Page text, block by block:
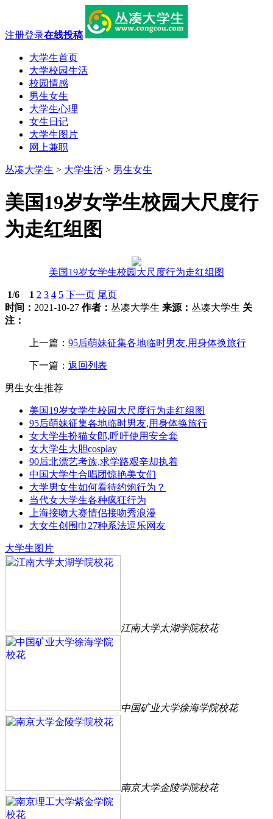
注册登录在线投稿
大学生首页
大学校园生活
校园情感
男生女生
大学生心理
女生日记
大学生图片
网上兼职
丛凑大学生 > 大学生活 > 男生女生
美国19岁女学生校园大尺度行
为走红组图
美国19岁女学生校园大尺度行为走红组图
1/6 1 2 3 4 5 下一页 尾页
时间： 2021-10-27 作者： 丛凑大学生 来源： 丛凑大学生 关
注：
上一篇： 95后萌妹征集各地临时男友,用身体换旅行
下一篇： 返回列表
男生女生推荐
美国19岁女学生校园大尺度行为走红组图
95后萌妹征集各地临时男友,用身体换旅行
女大学生扮猫女郎,呼吁使用安全套
女大学生大胆cosplay
90后北漂艺考族,求学路艰辛却执着
中国大学生合唱团惊艳美女们
大学男女生如何看待约炮行为？
当代女大学生各种疯狂行为
上海接吻大赛情侣接吻秀浪漫
大女生创围巾27种系法逗乐网友
大学生图片
江南大学太湖学院校花
中国矿业大学徐海学院校花
南京大学金陵学院校花